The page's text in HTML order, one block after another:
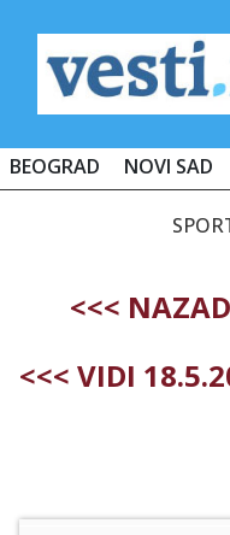
BEOGRAD NOVI SAD
<<<
<<< VIDI